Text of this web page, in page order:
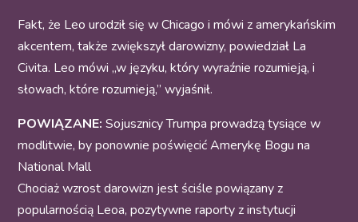
Fakt, że Leo urodził się w Chicago i mówi z amerykańskim
akcentem, także zwiększył darowizny, powiedział La
Civita. Leo mówi „w języku, który wyraźnie rozumieją, i
słowach, które rozumieją,” wyjaśnił.
POWIĄZANE:Sojusznicy Trumpa prowadzą tysiące w
modlitwie, by ponownie poświęcić Amerykę Bogu na
National Mall
Chociaż wzrost darowizn jest ściśle powiązany z
popularnością Leoa, pozytywne raporty z instytucji